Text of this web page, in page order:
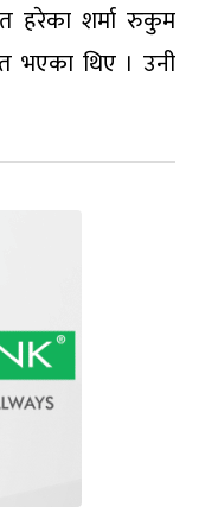
हरेका शर्मा रुकुम
भएका थिए । उनी